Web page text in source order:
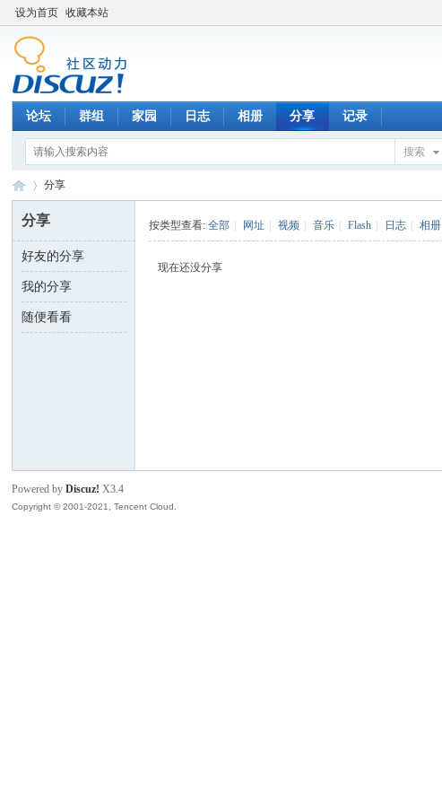
设为首页 收藏本站
论坛 群组 家园 日志 相册 分享 记录
搜索
数 ›
分享
分享
好友的分享
我的分享
随便看看
按类型查看:全部 网址 视频 音乐 Flash 日志 相册
现在还没分享
Powered byDiscuz! X3.4
Copyright © 2001-2021, Tencent Cloud.